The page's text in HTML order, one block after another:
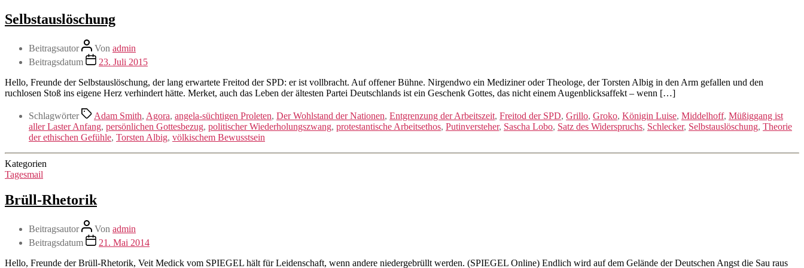
Selbstauslöschung
Beitragsautor Von admin
Beitragsdatum
23. Juli 2015
Hello, Freunde der Selbstauslöschung, der lang erwartete Freitod der SPD: er ist vollbracht. Auf offener Bühne. Nirgendwo ein Mediziner oder Theologe, der Torsten Albig in den Arm gefallen und den
ruchlosen Stoß ins eigene Herz verhindert hätte. Merket, auch das Leben der ältesten Partei Deutschlands ist ein Geschenk Gottes, das nicht einem Augenblicksaffekt – wenn […]
Schlagwörter Adam Smith, Agora, angela-süchtigen Proleten, Der Wohlstand der Nationen, Entgrenzung der Arbeitszeit, Freitod der SPD, Grillo, Groko, Königin Luise, Middelhoff, Müßiggang ist
aller Laster Anfang, persönlichen Gottesbezug, politischer Wiederholungszwang, protestantische Arbeitsethos, Putinversteher, Sascha Lobo, Satz des Widerspruchs, Schlecker, Selbstauslöschung, Theorie
der ethischen Gefühle, Torsten Albig, völkischem Bewusstsein
Kategorien
Tagesmail
Brüll-Rhetorik
Beitragsautor Von admin
Beitragsdatum
21. Mai 2014
Hello, Freunde der Brüll-Rhetorik, Veit Medick vom SPIEGEL hält für Leidenschaft, wenn andere niedergebrüllt werden. (SPIEGEL Online) Endlich wird auf dem Gelände der Deutschen Angst die Sau raus